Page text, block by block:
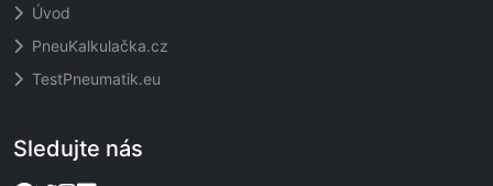
Úvod
PneuKalkulačka.cz
TestPneumatik.eu
Sledujte nás